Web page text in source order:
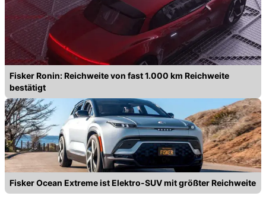
Fisker Ronin: Reichweite von fast 1.000 km Reichweite
bestätigt
Fisker Ocean Extreme ist Elektro-SUV mit größter Reichweite